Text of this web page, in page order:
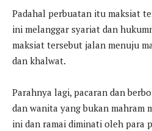
Padahal perbuatan itu maksiat
ini melanggar syariat dan
maksiat tersebut jalan menuju
dan khalwat.
Parahnya lagi, pacaran dan
dan wanita yang bukan mahram
ini dan ramai diminati oleh para